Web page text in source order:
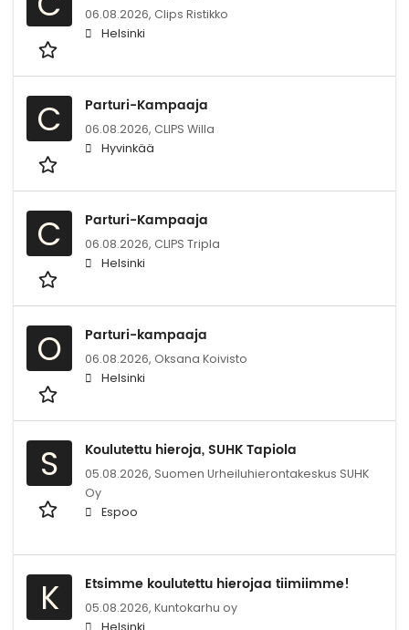
06.08.2026, Clips Ristikko
Helsinki
C Parturi-Kampaaja
06.08.2026, CLIPS Willa
Hyvinkää
C Parturi-Kampaaja
06.08.2026, CLIPS Tripla
Helsinki
O Parturi-kampaaja
06.08.2026, Oksana Koivisto
Helsinki
S Koulutettu hieroja, SUHK Tapiola
05.08.2026, Suomen Urheiluhierontakeskus SUHK
Oy
Espoo
K Etsimme koulutettu hierojaa tiimiimme!
05.08.2026, Kuntokarhu oy
Helsinki